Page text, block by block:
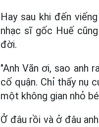
Hay sau khi đến
nhạc sĩ gốc Huế
đời.
"Anh Văn ơi, sao anh
cố quận. Chỉ thấy nụ
một không gian nhỏ
Ở đâu rồi và ở đâu